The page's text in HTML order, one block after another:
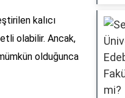
kalıcı
olabilir. Ancak,
olduğunca